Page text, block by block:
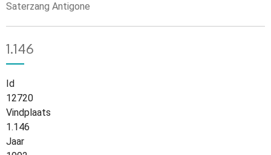
Saterzang Antigone
1.146
Id
12720
Vindplaats
1.146
Jaar